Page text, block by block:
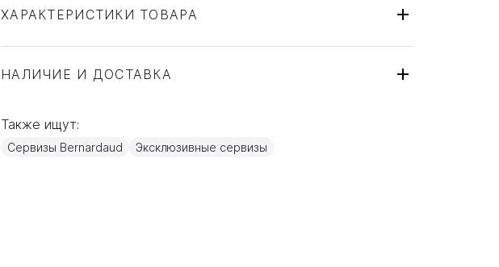
ХАРАКТЕРИСТИКИ ТОВАРА
Коллекция
Материал
Объем / Размер
70мл
НАЛИЧИЕ И ДОСТАВКА
Также ищут:
Сервизы Bernardaud Эксклюзивные сервизы